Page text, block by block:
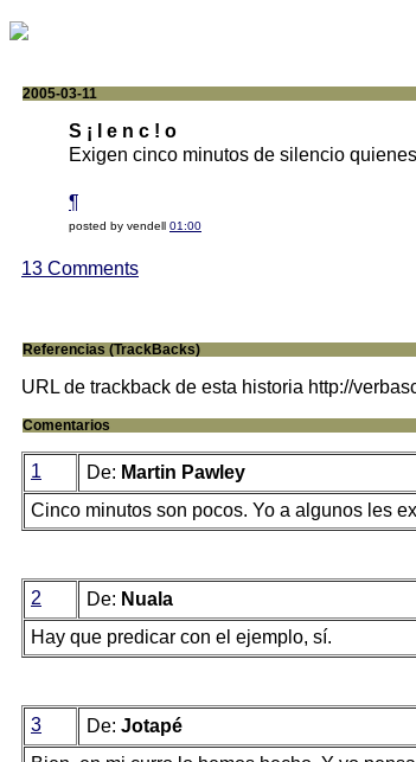
2005-03-11
S ¡ l e n c ! o
Exigen cinco minutos de silencio
¶
posted by vendell 01:00
13 Comments
Referencias (TrackBacks)
URL de trackback de esta historia http://
Comentarios
1 De: Martin Pawley
Cinco minutos son pocos. Yo a algunos les
2 De: Nuala
Hay que predicar con el ejemplo, sí.
3 De: Jotapé